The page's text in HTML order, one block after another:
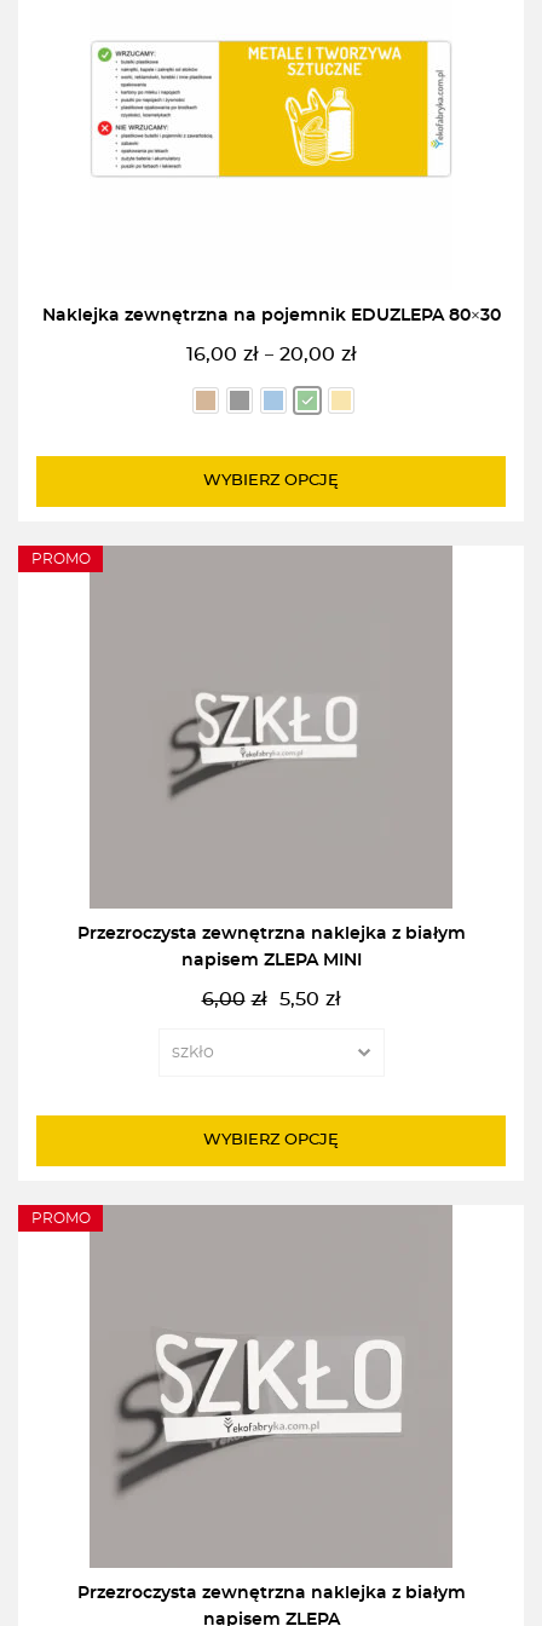
Naklejka zewnętrzna na pojemnik EDUZLEPA 80×30
16,00 zł – 20,00 zł
Zakres
cen:
od
do
WYBIERZ OPCJĘ
PROMO
Przezroczysta zewnętrzna naklejka z białym
napisem ZLEPA MINI
6,00 zł
Pierwotna
5,50 zł
Aktualna
WYBIERZ OPCJĘ
PROMO
Przezroczysta zewnętrzna naklejka z białym
napisem ZLEPA